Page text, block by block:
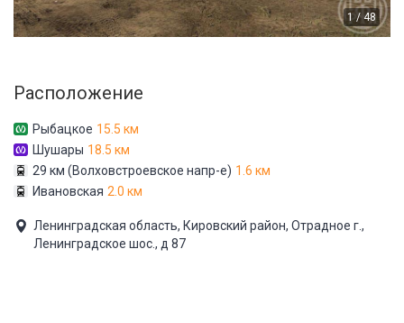
1 / 48
Расположение
Рыбацкое 15.5 км
Шушары 18.5 км
29 км (Волховстроевское напр-е) 1.6 км
Ивановская 2.0 км
Ленинградская область, Кировский район, Отрадное г.,
Ленинградское шос., д 87